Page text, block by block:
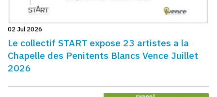
02 Jul 2026
Le collectif START expose 23 artistes a la
Chapelle des Penitents Blancs Vence Juillet
2026